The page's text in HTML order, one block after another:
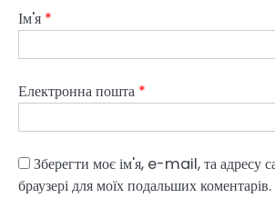
Ім'я *
Електронна пошта *
Зберегти моє ім'я, e-mail, та адресу
браузері для моїх подальших коментарів.